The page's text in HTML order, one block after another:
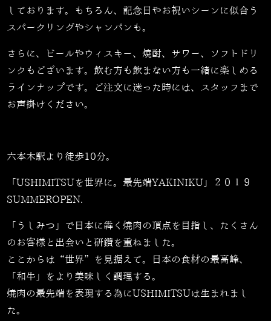
しております。もちろん、記念日やお祝いシーンに似合う
スパークリングやシャンパンも。
さらに、ビールやウィスキー、焼酎、サワー、ソフトドリ
ンクもございます。飲む方も飲まない方も一緒に楽しめる
ラインナップです。ご注文に迷った時には、スタッフまで
お声掛けください。
六本木駅より徒歩10分。
「USHIMITSUを世界に。最先端YAKINIKU」２０１９
SUMMEROPEN.
「うしみつ」で日本に犇く焼肉の頂点を目指し、たくさん
のお客様と出会いと研鑽を重ねました。
ここからは“世界”を見据えて。日本の食材の最高峰、
「和牛」をより美味しく調理する。
焼肉の最先端を表現する為にUSHIMITSUは生まれまし
た。